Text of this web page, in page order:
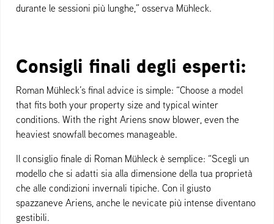
durante le sessioni più lunghe,” osserva Mühleck.
Consigli finali degli esperti:
Roman Mühleck’s final advice is simple: “Choose a model
that fits both your property size and typical winter
conditions. With the right Ariens snow blower, even the
heaviest snowfall becomes manageable.
Il consiglio finale di Roman Mühleck è semplice: “Scegli un
modello che si adatti sia alla dimensione della tua proprietà
che alle condizioni invernali tipiche. Con il giusto
spazzaneve Ariens, anche le nevicate più intense diventano
gestibili.